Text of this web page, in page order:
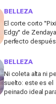
BELLEZA
El corte corto
Edgy" de
perfecto después
2026, según una
BELLEZA
Ni coleta alta ni
suelto: este es el
peinado ideal